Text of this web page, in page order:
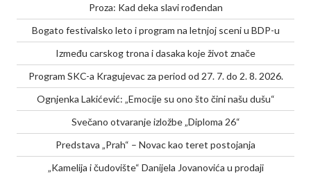
Proza: Kad deka slavi rođendan
Bogato festivalsko leto i program na letnjoj sceni u BDP-u
Između carskog trona i dasaka koje život znače
Program SKC-a Kragujevac za period od 27. 7. do 2. 8. 2026.
Ognjenka Lakićević: „Emocije su ono što čini našu dušu“
Svečano otvaranje izložbe „Diploma 26“
Predstava „Prah“ – Novac kao teret postojanja
„Kamelija i čudovište“ Danijela Jovanovića u prodaji